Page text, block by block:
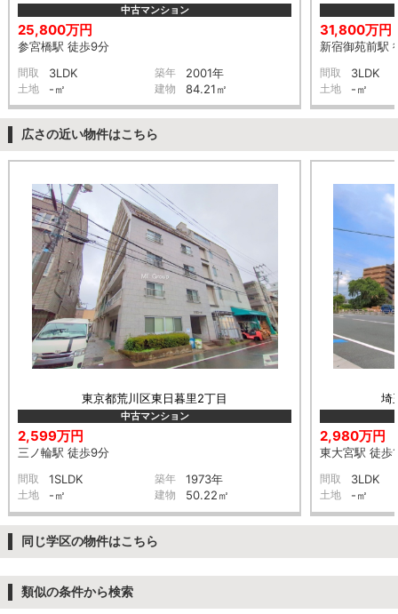
中古マンション
25,800万円
参宮橋駅 徒歩9分
間取 3LDK 築年 2001年
土地 -㎡ 建物 84.21㎡
31,800万円
新宿御苑前駅
間取 3LDK
土地 -㎡
広さの近い物件はこちら
東京都荒川区東日暮里2丁目
中古マンション
2,599万円
三ノ輪駅 徒歩9分
間取 1SLDK 築年 1973年
土地 -㎡ 建物 50.22㎡
埼
2,980万円
東大宮駅 徒歩
間取 3LDK
土地 -㎡
同じ学区の物件はこちら
類似の条件から検索